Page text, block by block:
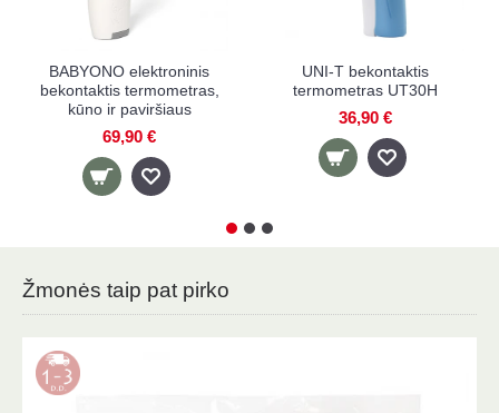
BABYONO elektroninis
bekontaktis termometras
39,90 € 25,90 €
BABYONO skaitmeninis
termometras lanksčiu
galu
6,60 €
Žmonės taip pat pirko